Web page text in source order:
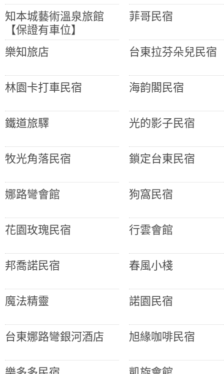
知本城藝術溫泉旅館
【保證有車位】
菲哥民宿
樂知旅店 台東拉芬朵兒民宿
林園卡打車民宿 海韵閣民宿
鐵道旅驛 光的影子民宿
牧光角落民宿 鎖定台東民宿
娜路彎會館 狗窩民宿
花園玫瑰民宿 行雲會館
邦喬諾民宿 春風小棧
魔法精靈 諾園民宿
台東娜路彎銀河酒店 旭緣咖啡民宿